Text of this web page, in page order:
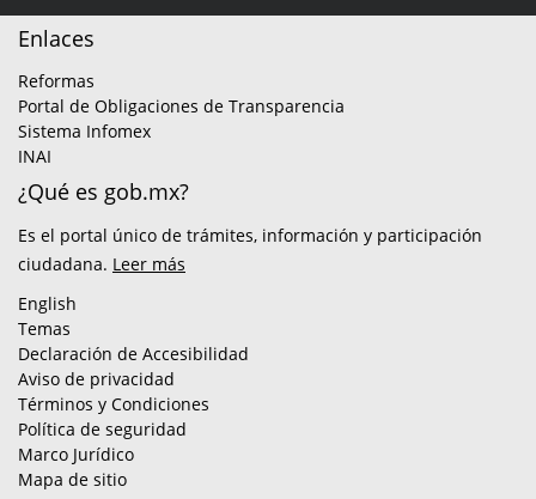
Enlaces
Reformas
Portal de Obligaciones de Transparencia
Sistema Infomex
INAI
¿Qué es gob.mx?
Es el portal único de trámites, información y participación
ciudadana. Leer más
English
Temas
Declaración de Accesibilidad
Aviso de privacidad
Términos y Condiciones
Política de seguridad
Marco Jurídico
Mapa de sitio